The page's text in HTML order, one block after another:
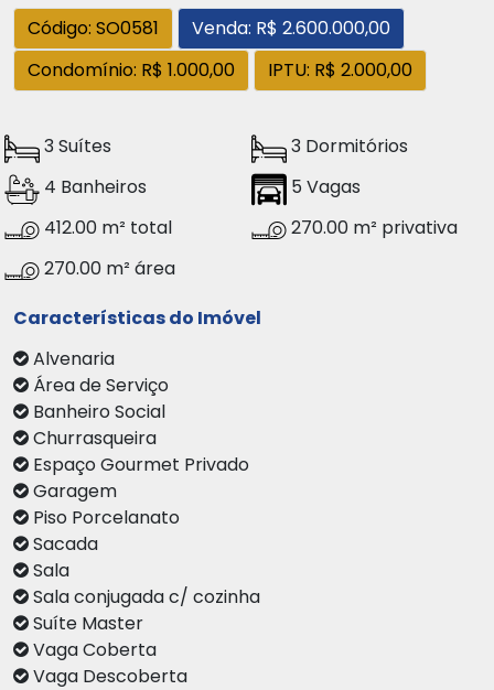
Código: SO0581
Venda: R$ 2.600.000,00
Condomínio: R$ 1.000,00
IPTU: R$ 2.000,00
3 Suítes
3 Dormitórios
4 Banheiros
5 Vagas
412.00 m² total
270.00 m² privativa
270.00 m² área
Características do Imóvel
Alvenaria
Área de Serviço
Banheiro Social
Churrasqueira
Espaço Gourmet Privado
Garagem
Piso Porcelanato
Sacada
Sala
Sala conjugada c/ cozinha
Suíte Master
Vaga Coberta
Vaga Descoberta